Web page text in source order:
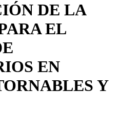
DE LA
EL
EN
Y